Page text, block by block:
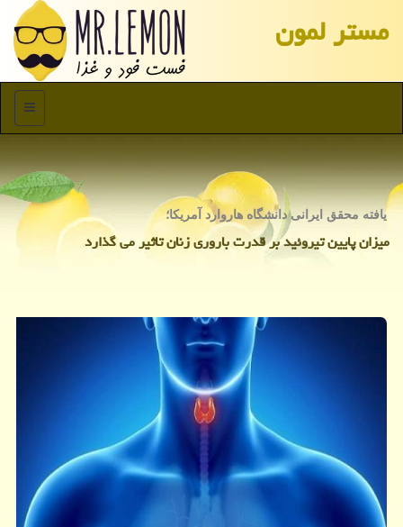
مستر لمون
منو
یافته محقق ایرانی دانشگاه هاروارد آمریكا؛
میزان پایین تیروئید بر قدرت باروری زنان تاثیر می گذارد